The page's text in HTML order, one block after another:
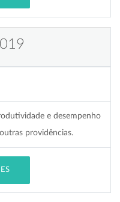
e desempenho
providências.